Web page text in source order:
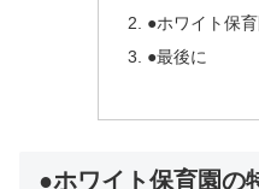
●ホワイト保
●最後に
●ホワイト保育園の